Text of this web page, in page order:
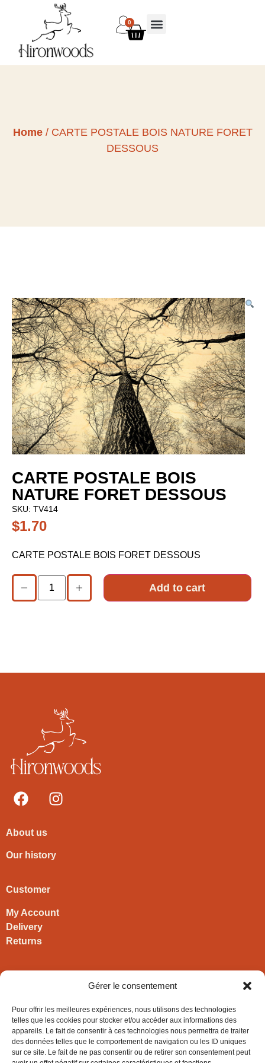
Gérer le consentement
Pour offrir les meilleures expériences, nous utilisons des technologies
telles que les cookies pour stocker et/ou accéder aux informations des
appareils. Le fait de consentir à ces technologies nous permettra de traiter
des données telles que le comportement de navigation ou les ID uniques
sur ce site. Le fait de ne pas consentir ou de retirer son consentement peut
0
Home/ CARTE POSTALE BOIS NATURE FORET
DESSOUS
CARTE POSTALE BOIS
NATURE FORET DESSOUS
SKU: TV414
$1.70
CARTE POSTALE BOIS FORET DESSOUS
Add to cart
About us
Our history
Customer
My Account
Delivery
Returns
+33 3 63 57 40 30
contact@hironwoods.com
5 chemin des Vignes